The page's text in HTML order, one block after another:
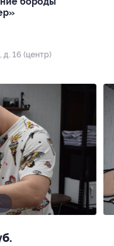
д. 16 (центр)